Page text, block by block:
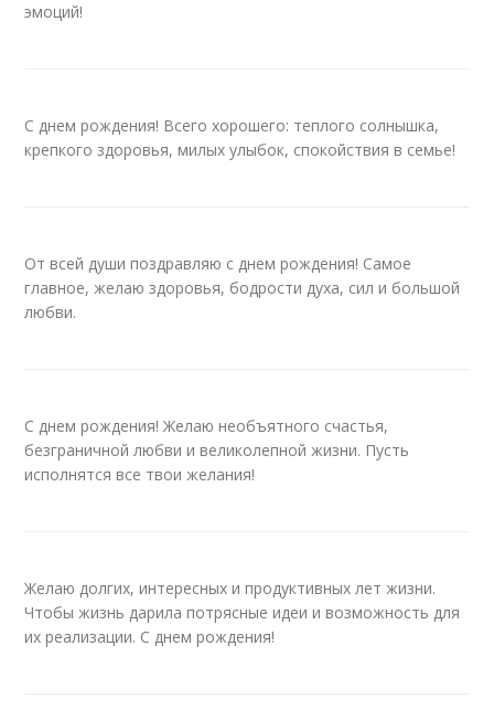
эмоций!
С днем рождения! Всего хорошего: теплого солнышка,
крепкого здоровья, милых улыбок, спокойствия в семье!
От всей души поздравляю с днем рождения! Самое
главное, желаю здоровья, бодрости духа, сил и большой
любви.
С днем рождения! Желаю необъятного счастья,
безграничной любви и великолепной жизни. Пусть
исполнятся все твои желания!
Желаю долгих, интересных и продуктивных лет жизни.
Чтобы жизнь дарила потрясные идеи и возможность для
их реализации. С днем рождения!